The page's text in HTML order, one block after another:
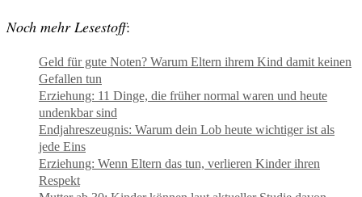
Noch mehr Lesestoff:
Geld für gute Noten? Warum Eltern ihrem Kind damit keinen
Gefallen tun
Erziehung: 11 Dinge, die früher normal waren und heute
undenkbar sind
Endjahreszeugnis: Warum dein Lob heute wichtiger ist als
jede Eins
Erziehung: Wenn Eltern das tun, verlieren Kinder ihren
Respekt